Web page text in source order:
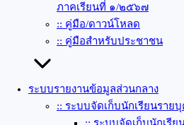
ภาคเรียนที่ ๑/๒๕๖๗
:: คู่มือ/ดาวน์โหลด
:: คู่มือสำหรับประชาชน
ระบบรายงานข้อมูลส่วนกลาง
:: ระบบจัดเก็บนักเรียนราย